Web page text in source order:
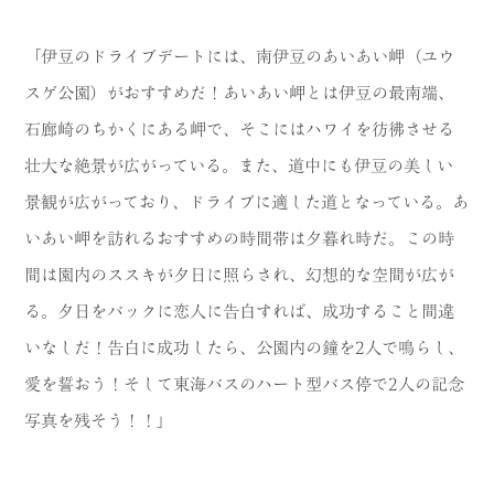
「伊豆のドライブデートには、南伊豆のあいあい岬（ユウ
スゲ公園）がおすすめだ！あいあい岬とは伊豆の最南端、
石廊崎のちかくにある岬で、そこにはハワイを彷彿させる
壮大な絶景が広がっている。また、道中にも伊豆の美しい
景観が広がっており、ドライブに適した道となっている。あ
いあい岬を訪れるおすすめの時間帯は夕暮れ時だ。この時
間は園内のススキが夕日に照らされ、幻想的な空間が広が
る。夕日をバックに恋人に告白すれば、成功すること間違
いなしだ！告白に成功したら、公園内の鐘を2人で鳴らし、
愛を誓おう！そして東海バスのハート型バス停で2人の記念
写真を残そう！！」